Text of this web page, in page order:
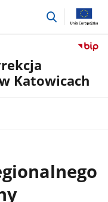
przejdź
Katowicach